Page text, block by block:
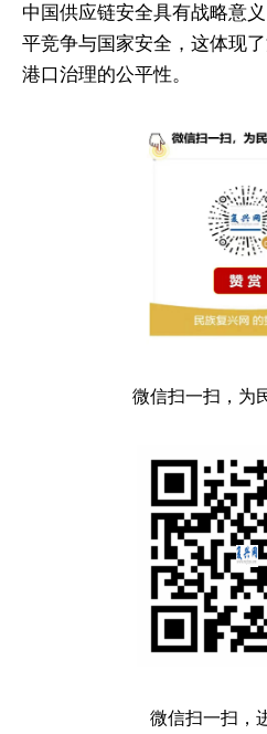
中国供应链安全具有战略意
平竞争与国家安全，这体现
港口治理的公平性。
微信扫一扫，为
微信扫一扫，